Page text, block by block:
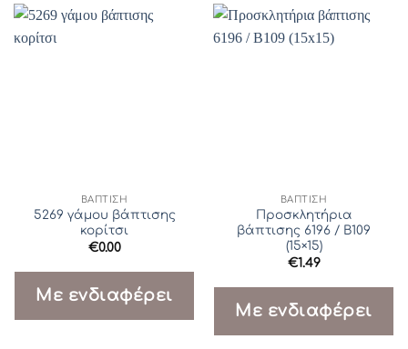
ΒΆΠΤΙΣΗ
5269 γάμου βάπτισης
κορίτσι
€0.00
Με ενδιαφέρει
ΒΆΠΤΙΣΗ
Προσκλητήρια
βάπτισης 6196 / Β109
(15×15)
€1.49
Με ενδιαφέρει